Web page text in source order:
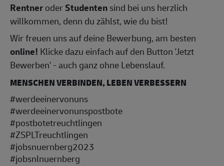
RentneroderStudentensind bei uns herzlich
willkommen, denn du zählst, wie du bist!
Wir freuen uns auf deine Bewerbung, am besten
online! Klicke dazu einfach auf den Button 'Jetzt
Bewerben' - auch ganz ohne Lebenslauf.
MENSCHEN VERBINDEN, LEBEN VERBESSERN
#werdeeinervonuns
#werdeeinervonunspostbote
#postbotetreuchtlingen
#ZSPLTreuchtlingen
#jobsnuernberg2023
#jobsnlnuernberg